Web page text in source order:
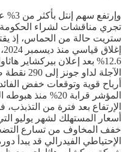
تجري مناقشات لشراء
ستريت حالة من الحماس، إذ
12.6% بعد إعلان بيركشاير
الآجلة
أرباح قوية وتوقعات خفض
المؤشر قرابة 20%
الإرتفاع بعد فترة من
أسعار المستهلك لشهر يوليو
خفف المخاوف من تسارع
الإحتياطي الفيدرالي قد يبدأ